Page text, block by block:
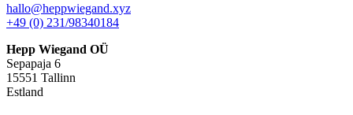
hallo@heppwiegand.xyz
+49 (0) 231/98340184
Hepp Wiegand OÜ
Sepapaja 6
15551 Tallinn
Estland